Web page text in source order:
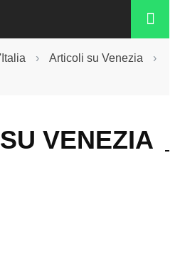
› Articoli su Venezia
›
VENEZIA